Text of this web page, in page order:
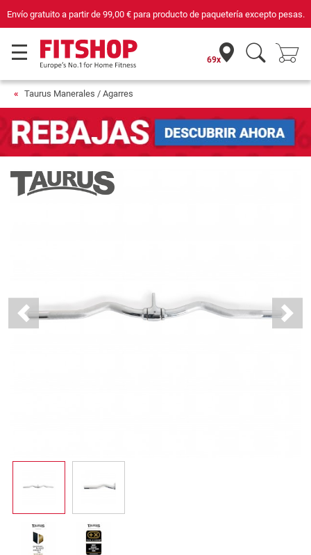
pesas. Compra con seguridad en Fitshop, comercio con sello de
69x
Taurus Manerales / Agarres
Previous Next